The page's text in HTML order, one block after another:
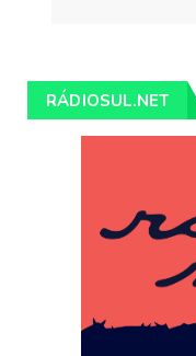
RÁDIOSUL.NET